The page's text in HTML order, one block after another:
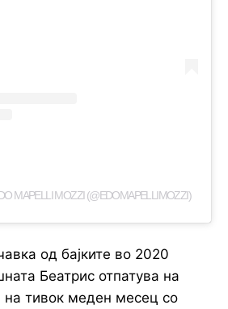
MAPELLI MOZZI (@EDOMAPELLIMOZZI)
од бајките во 2020
Беатрис отпатува на
на тивок меден месец со